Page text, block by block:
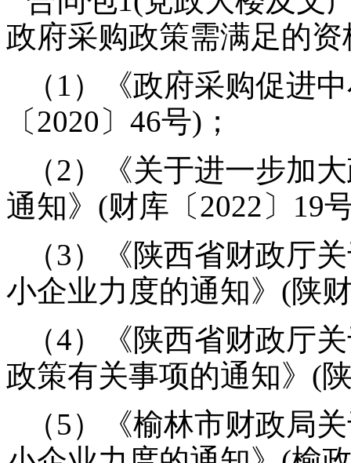
政府采购政策需满足的
（1）《政府采购促进
〔2020〕46号)；
（2）《关于进一步加
通知》(财库〔2022〕19
（3）《陕西省财政厅
小企业力度的通知》(陕
（4）《陕西省财政厅
政策有关事项的通知》(
（5）《榆林市财政局